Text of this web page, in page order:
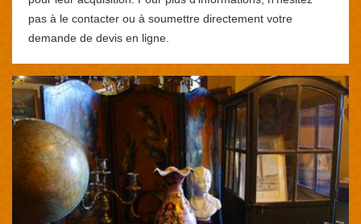
pas à le contacter ou à soumettre directement votre
demande de devis en ligne.